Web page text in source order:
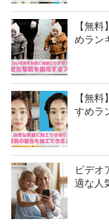
【無
めラン
【無
すめラ
ビデオ
適な人